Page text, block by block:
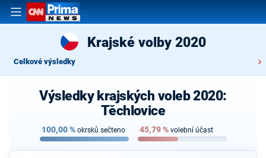
Krajské volby 2020
Celkové výsledky
Výsledky krajských voleb 2020:
Těchlovice
100,00% okrsků sečteno 45,79% volební účast